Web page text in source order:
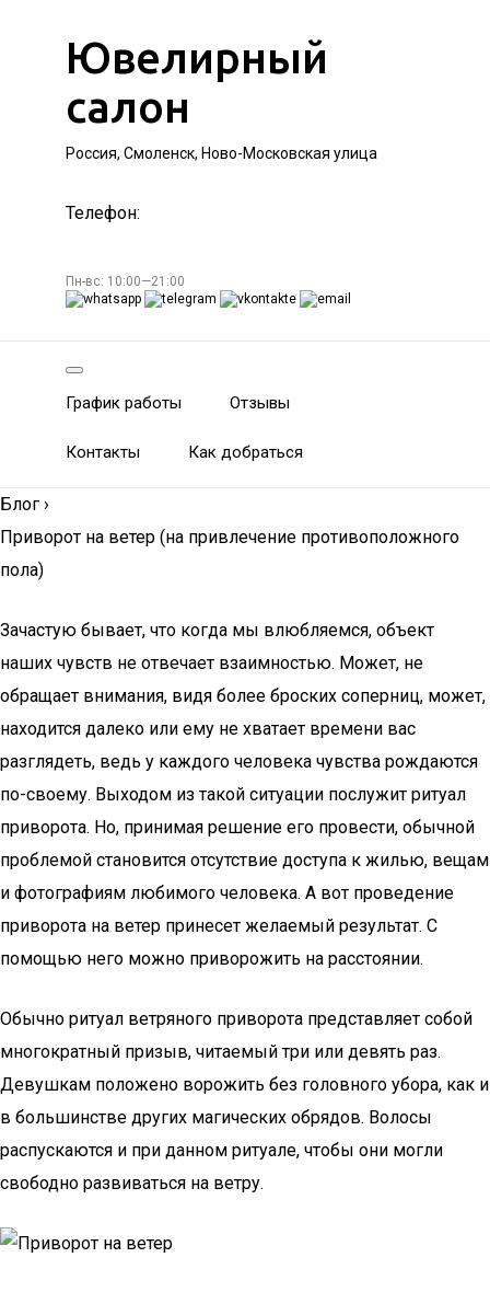
Ювелирный
салон
Россия, Смоленск, Ново-Московская улица
Телефон:
Пн-вс: 10:00—21:00
График работы Отзывы
Контакты Как добраться
Блог ›
Приворот на ветер (на привлечение противоположного
пола)
Зачастую бывает, что когда мы влюбляемся, объект
наших чувств не отвечает взаимностью. Может, не
обращает внимания, видя более броских соперниц, может,
находится далеко или ему не хватает времени вас
разглядеть, ведь у каждого человека чувства рождаются
по-своему. Выходом из такой ситуации послужит ритуал
приворота. Но, принимая решение его провести, обычной
проблемой становится отсутствие доступа к жилью, вещам
и фотографиям любимого человека. А вот проведение
приворота на ветер принесет желаемый результат. С
помощью него можно приворожить на расстоянии.
Обычно ритуал ветряного приворота представляет собой
многократный призыв, читаемый три или девять раз.
Девушкам положено ворожить без головного убора, как и
в большинстве других магических обрядов. Волосы
распускаются и при данном ритуале, чтобы они могли
свободно развиваться на ветру.